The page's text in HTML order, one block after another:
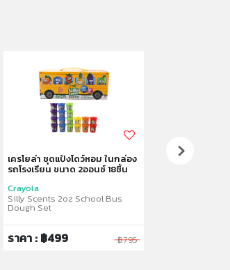
เครโยล่า ชุดแป้งโดว์หอม ในกล่อง
รถโรงเรียน ขนาด 2ออนซ์ 18ชิ้น
Crayola
Silly Scents 2oz School Bus
Dough Set
ราคา : ฿499 ฿795
เครโยล่า ทรา